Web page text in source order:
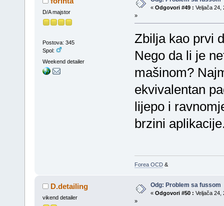
D/A majstor
Postova: 345
Spol:
Weekend detailer
« Odgovori #49 : Veljača 24,
»
Zbilja kao prvi
Nego da li je
mašinom?
ekvivalentan
lijepo i
brzini
Forea OCD&
D.detailing
vikend detailer
Odg: Problem sa fussom
« Odgovori #50 : Veljača 24,
»